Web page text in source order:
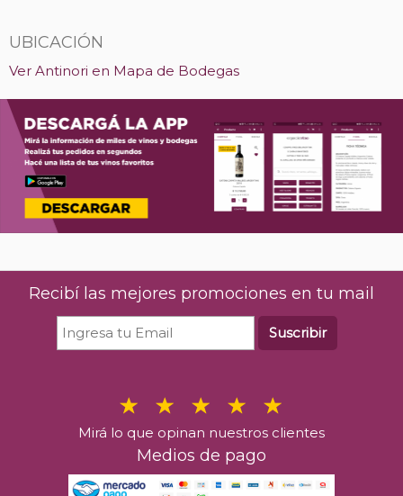
UBICACIÓN
Ver Antinori en Mapa de Bodegas
Recibí las mejores promociones en tu mail
Suscribir
Mirá lo que opinan nuestros clientes
Medios de pago